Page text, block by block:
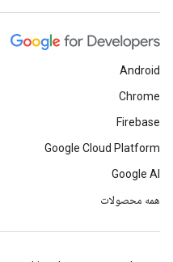
Android
Chrome
Firebase
Google Cloud Platform
Google AI
همه محصولات